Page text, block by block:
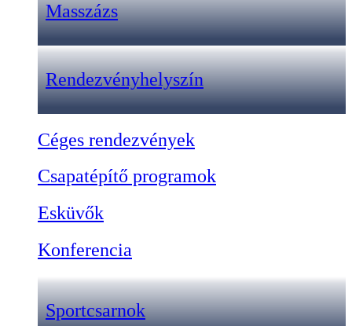
Masszázs
Rendezvényhelyszín
Céges rendezvények
Csapatépítő programok
Esküvők
Konferencia
Sportcsarnok